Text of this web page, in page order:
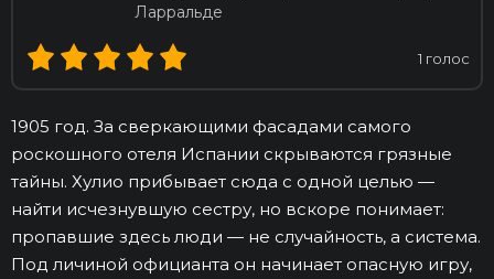
Ларральде
1 голос
1905 год. За сверкающими фасадами самого
роскошного отеля Испании скрываются грязные
тайны. Хулио прибывает сюда с одной целью —
найти исчезнувшую сестру, но вскоре понимает:
пропавшие здесь люди — не случайность, а система.
Под личиной официанта он начинает опасную игру,